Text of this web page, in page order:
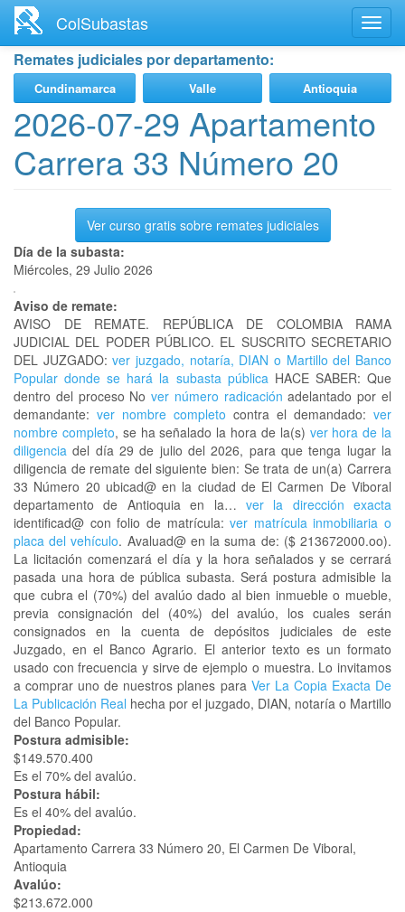
contenido
principal
ColSubastas
Remates judiciales por departamento:
Cundinamarca Valle Antioquia
2026-07-29 Apartamento
Carrera 33 Número 20
Ver curso gratis sobre remates judiciales
Día de la subasta:
Miércoles, 29 Julio 2026
Aviso de remate:
AVISO DE REMATE. REPÚBLICA DE COLOMBIA RAMA
JUDICIAL DEL PODER PÚBLICO. EL SUSCRITO SECRETARIO
DEL JUZGADO: ver juzgado, notaría, DIAN o Martillo del Banco
Popular donde se hará la subasta públicaHACE SABER: Que
dentro del proceso Nover número radicación adelantado por el
demandante: ver nombre completo contra el demandado: ver
nombre completo, se ha señalado la hora de la(s) ver hora de la
diligencia del día 29 de julio del 2026, para que tenga lugar la
diligencia de remate del siguiente bien: Se trata de un(a) Carrera
33 Número 20 ubicad@ en la ciudad de El Carmen De Viboral
departamento de Antioquia en la… ver la dirección exacta
identificad@ con folio de matrícula:ver matrícula inmobiliaria o
placa del vehículo. Avaluad@ en la suma de: ($ 213672000.oo).
La licitación comenzará el día y la hora señalados y se cerrará
pasada una hora de pública subasta. Será postura admisible la
que cubra el (70%) del avalúo dado al bien inmueble o mueble,
previa consignación del (40%) del avalúo, los cuales serán
consignados en la cuenta de depósitos judiciales de este
Juzgado, en el Banco Agrario. El anterior texto es un formato
usado con frecuencia y sirve de ejemplo o muestra. Lo invitamos
a comprar uno de nuestros planes para Ver La Copia Exacta De
La Publicación Real hecha por el juzgado, DIAN, notaría o Martillo
del Banco Popular.
Postura admisible:
$149.570.400
Es el 70% del avalúo.
Postura hábil:
Es el 40% del avalúo.
Propiedad:
Apartamento Carrera 33 Número 20, El Carmen De Viboral,
Antioquia
Avalúo:
$213.672.000